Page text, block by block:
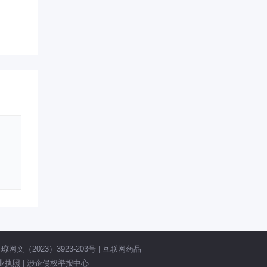
网文（2023）3923-203号
互联网药品
执照
涉企侵权举报中心